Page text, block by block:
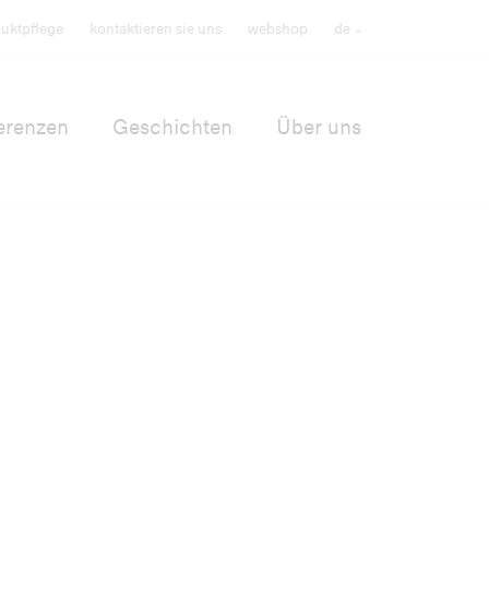
kontaktieren sie uns webshop de
Geschichten Über uns